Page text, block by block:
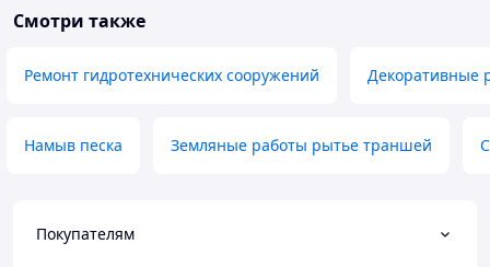
Смотри также
Ремонт гидротехнических сооружений Декоративные
Намыв песка Земляные работы рытье траншей
Покупателям